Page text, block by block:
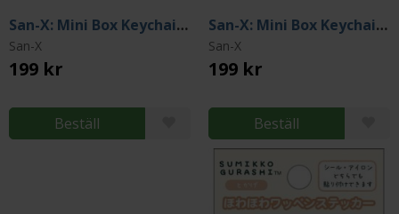
San-X: Mini Box Keychain - Twin Rabbit Angels
San-X
199 kr
Beställ
San-X: Mini Box Keychain - Monokuro Boo
San-X
199 kr
Beställ